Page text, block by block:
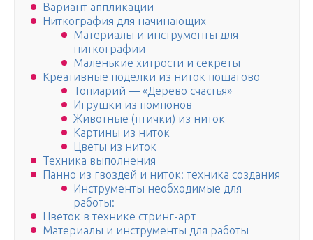
Вариант аппликации
Ниткография для начинающих
Материалы и инструменты для
ниткографии
Маленькие хитрости и секреты
Креативные поделки из ниток пошагово
Топиарий — «Дерево счастья»
Игрушки из помпонов
Животные (птички) из ниток
Картины из ниток
Цветы из ниток
Техника выполнения
Панно из гвоздей и ниток: техника создания
Инструменты необходимые для
работы:
Цветок в технике стринг-арт
Материалы и инструменты для работы